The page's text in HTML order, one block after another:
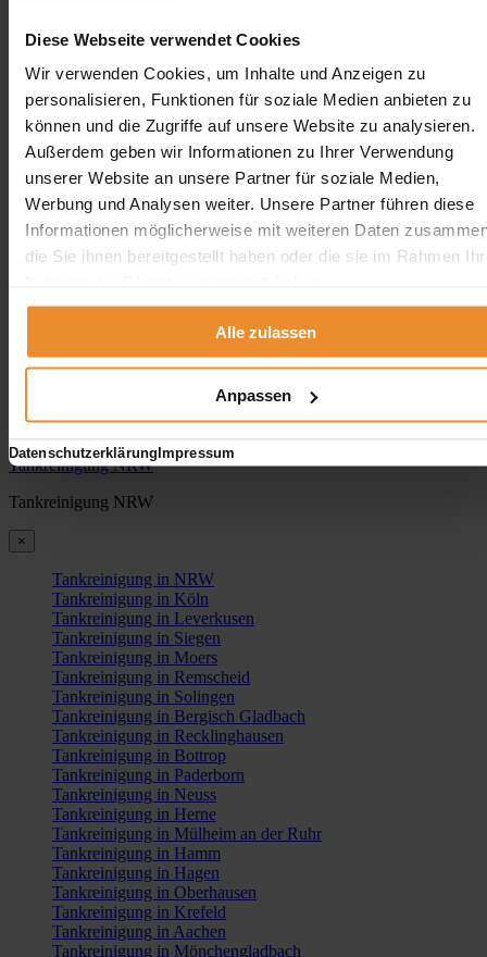
Diese Webseite verwendet Cookies
Wir verwenden Cookies, um Inhalte und Anzeigen zu
personalisieren, Funktionen für soziale Medien anbieten zu
können und die Zugriffe auf unsere Website zu analysieren.
Außerdem geben wir Informationen zu Ihrer Verwendung
unserer Website an unsere Partner für soziale Medien,
Werbung und Analysen weiter. Unsere Partner führen diese
Informationen möglicherweise mit weiteren Daten
die Sie ihnen bereitgestellt haben oder die sie im Rahmen
Alle zulassen
Anpassen
DatenschutzerklärungImpressum
Erdtank stilllegen Berlin
Erdtank stilllegen Bremen
Erdtank stilllegen Hessen
Erdtank stilllegen Niedersachsen
Erdtank stilllegen Rheinland-Pfalz
Tankreinigung vor Ort
Tankreinigung Deutschland
Tankreinigung Deutschland
Tankreinigung in der Nähe
Tankreinigung in Hamburg
Tankreinigung in Bremen
Tankreinigung in Bremerhaven
schliessen
Tankreinigung NRW
Tankreinigung NRW
×
Tankreinigung in NRW
Tankreinigung in Köln
Tankreinigung in Leverkusen
Tankreinigung in Siegen
Tankreinigung in Moers
Tankreinigung in Remscheid
Tankreinigung in Solingen
Tankreinigung in Bergisch Gladbach
Tankreinigung in Recklinghausen
Tankreinigung in Bottrop
Tankreinigung in Paderborn
Tankreinigung in Neuss
Tankreinigung in Herne
Tankreinigung in Mülheim an der Ruhr
Tankreinigung in Hamm
Tankreinigung in Hagen
Tankreinigung in Oberhausen
Tankreinigung in Krefeld
Tankreinigung in Aachen
Tankreinigung in Mönchengladbach